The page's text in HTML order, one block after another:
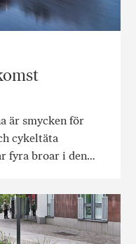
är smycken för
cykeltäta
fyra broar i den…